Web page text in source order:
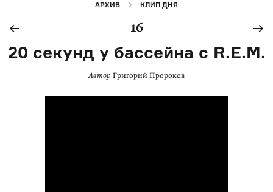
АРХИВ КЛИП ДНЯ
16
20 секунд у бассейна с R.E.M.
Автор Григорий Пророков